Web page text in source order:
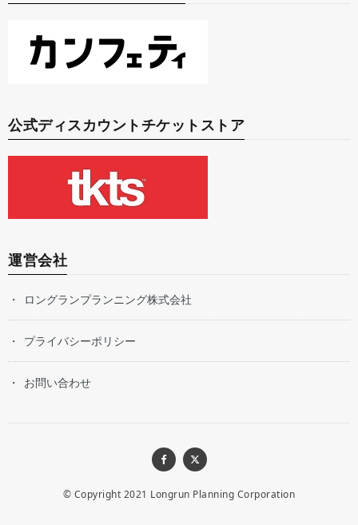
公式ディスカウントチケットストア
運営会社
ロングランプランニング株式会社
プライバシーポリシー
お問い合わせ
© Copyright 2021 Longrun Planning Corporation